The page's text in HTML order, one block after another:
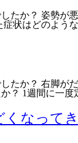
たか？ 姿勢
状はどのよう
たか？ 右脚が
？ 1週間に一度
くなって